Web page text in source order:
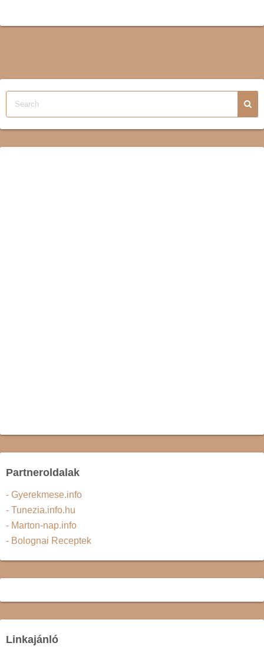
Partneroldalak
- Gyerekmese.info
- Tunezia.info.hu
- Marton-nap.info
- Bolognai Receptek
Linkajánló